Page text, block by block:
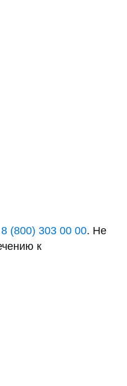
8 (800) 303 00 00. Не
к